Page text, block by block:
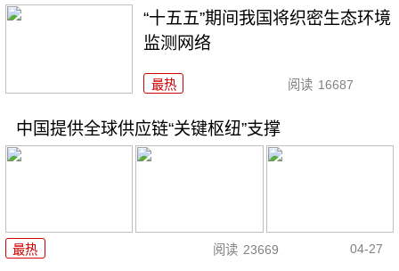
“十五五”期间我国将织密生态环境
监测网络
最热 阅读 16687
中国提供全球供应链“关键枢纽”支撑
最热 阅读 23669 04-27